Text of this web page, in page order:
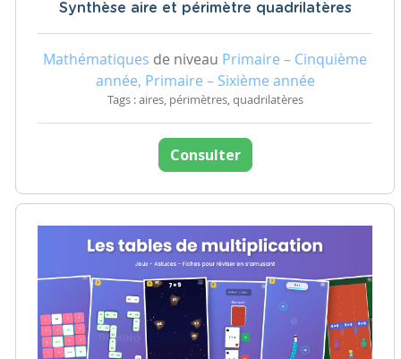
Synthèse aire et périmètre quadrilatères
Mathématiques de niveau Primaire – Cinquième
année, Primaire – Sixième année
Tags : aires, périmètres, quadrilatères
Consulter